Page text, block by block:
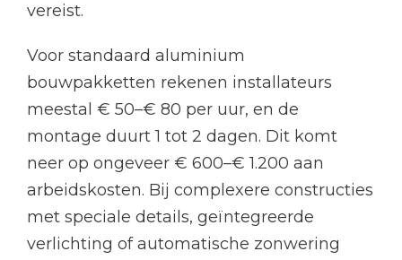
vereist.
Voor standaard aluminium
bouwpakketten rekenen installateurs
meestal € 50–€ 80 per uur, en de
montage duurt 1 tot 2 dagen. Dit komt
neer op ongeveer € 600–€ 1.200 aan
arbeidskosten. Bij complexere constructies
met speciale details, geïntegreerde
verlichting of automatische zonwering